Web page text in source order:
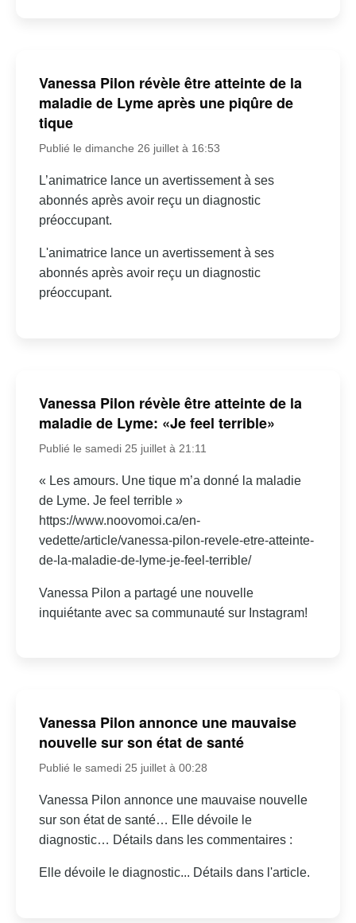
Vanessa Pilon révèle être atteinte de la
maladie de Lyme après une piqûre de
tique
Publié le dimanche 26 juillet à 16:53
L’animatrice lance un avertissement à ses
abonnés après avoir reçu un diagnostic
préoccupant.
L'animatrice lance un avertissement à ses
abonnés après avoir reçu un diagnostic
préoccupant.
Vanessa Pilon révèle être atteinte de la
maladie de Lyme: «Je feel terrible»
Publié le samedi 25 juillet à 21:11
« Les amours. Une tique m’a donné la maladie
de Lyme. Je feel terrible »
https://www.noovomoi.ca/en-
vedette/article/vanessa-pilon-revele-etre-atteinte-
de-la-maladie-de-lyme-je-feel-terrible/
Vanessa Pilon a partagé une nouvelle
inquiétante avec sa communauté sur Instagram!
Vanessa Pilon annonce une mauvaise
nouvelle sur son état de santé
Publié le samedi 25 juillet à 00:28
Vanessa Pilon annonce une mauvaise nouvelle
sur son état de santé… Elle dévoile le
diagnostic… Détails dans les commentaires :
Elle dévoile le diagnostic... Détails dans l'article.